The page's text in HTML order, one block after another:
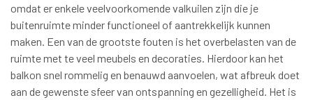
omdat er enkele veelvoorkomende valkuilen zijn die je
buitenruimte minder functioneel of aantrekkelijk kunnen
maken. Een van de grootste fouten is het overbelasten van de
ruimte met te veel meubels en decoraties. Hierdoor kan het
balkon snel rommelig en benauwd aanvoelen, wat afbreuk doet
aan de gewenste sfeer van ontspanning en gezelligheid. Het is